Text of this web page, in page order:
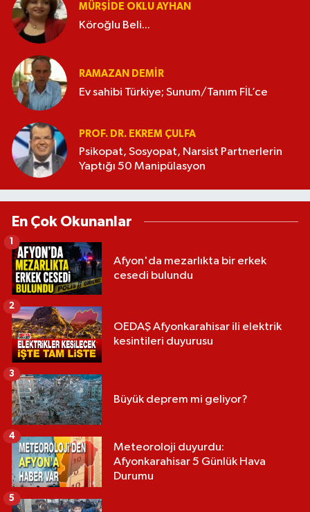
MÜRŞIDE OKLU AYHAN
Köroğlu Beli...
RAMAZAN DEMİR
Ev sahibi Türkiye; Sunum/Tanım FİL’ce
PROF. DR. EKREM ÇULFA
Psikopat, Sosyopat, Narsist Partnerlerin
Yaptığı 50 Manipülasyon
En Çok Okunanlar
Afyon'da mezarlıkta bir erkek
cesedi bulundu
1
OEDAŞ Afyonkarahisar ili elektrik
kesintileri duyurusu
2
Büyük deprem mi geliyor?
3
Meteoroloji duyurdu:
Afyonkarahisar 5 Günlük Hava
Durumu
4
5